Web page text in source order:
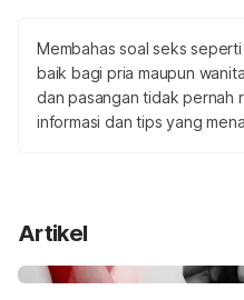
Membahas soal seks
baik bagi pria maupun
dan pasangan tidak pernah
informasi dan tips yang
Artikel